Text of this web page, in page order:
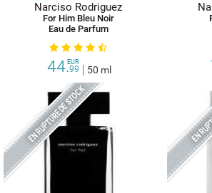
Narciso Rodriguez
For Him Bleu Noir
Eau de Parfum
44.99
EUR
50 ml
EN RUPTURE DE STOCK EN